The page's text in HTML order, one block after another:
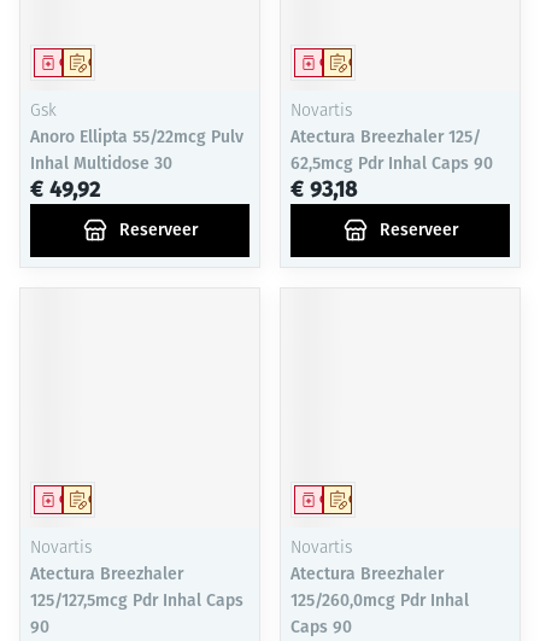
Op voorschrift
Geneesmiddel
Gsk
Anoro Ellipta 55/22mcg Pulv
Inhal Multidose 30
€ 49,92
Reserveer
Op voorschrift
Geneesmiddel
Novartis
Atectura Breezhaler 125/
62,5mcg Pdr Inhal Caps 90
€ 93,18
Reserveer
Op voorschrift
Geneesmiddel
Novartis
Atectura Breezhaler
125/127,5mcg Pdr Inhal Caps
90
Op voorschrift
Geneesmiddel
Novartis
Atectura Breezhaler
125/260,0mcg Pdr Inhal
Caps 90